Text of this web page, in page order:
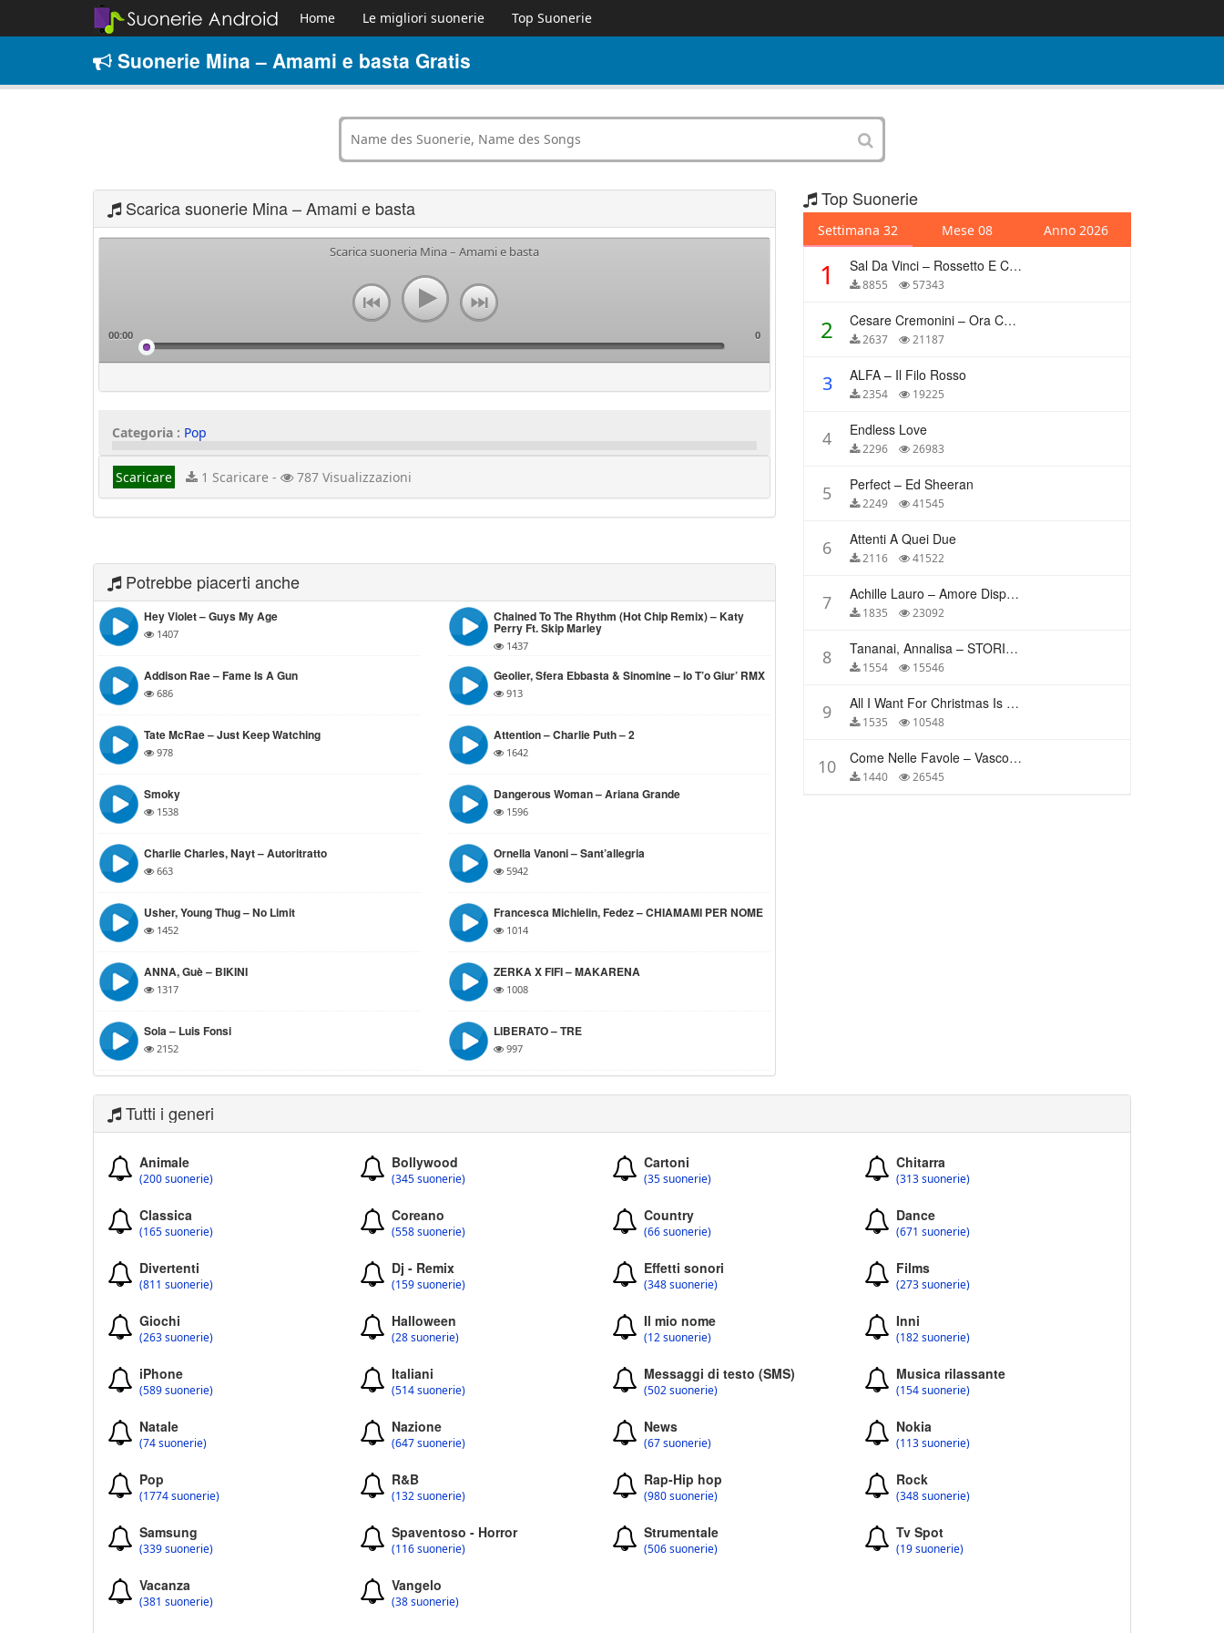
Home Le migliori suonerie Top Suonerie
Suonerie Mina – Amami e basta Gratis
Scarica suonerie Mina – Amami e basta
Scarica suoneria Mina – Amami e basta
00:00 0
Categoria : Pop
Scaricare 1 Scaricare - 787 Visualizzazioni
Potrebbe piacerti anche
Hey Violet – Guys My Age
1407
Chained To The Rhythm (Hot Chip Remix) – Katy
Perry Ft. Skip Marley
1437
Addison Rae – Fame Is A Gun
686
Geolier, Sfera Ebbasta & Sinomine – Io T’o Giur’ RMX
913
Tate McRae – Just Keep Watching
978
Attention – Charlie Puth – 2
1642
Smoky
1538
Dangerous Woman – Ariana Grande
1596
Charlie Charles, Nayt – Autoritratto
663
Ornella Vanoni – Sant’allegria
5942
Usher, Young Thug – No Limit
1452
Francesca Michielin, Fedez – CHIAMAMI PER NOME
1014
ANNA, Guè – BIKINI
1317
ZERKA X FIFI – MAKARENA
1008
Sola – Luis Fonsi
2152
LIBERATO – ⁠TRE
997
Top Suonerie
Settimana 32 Mese 08 Anno 2026
1 Sal Da Vinci – Rossetto E Caffè
8855 57343
2 Cesare Cremonini – Ora Che Non Ho Più Te
2637 21187
3 ALFA – Il Filo Rosso
2354 19225
4 Endless Love
2296 26983
5 Perfect – Ed Sheeran
2249 41545
6 Attenti A Quei Due
2116 41522
7 Achille Lauro – Amore Disperato
1835 23092
8 Tananai, Annalisa – STORIE BREVI
1554 15546
9 All I Want For Christmas Is You – Mariah Carey
1535 10548
10 Come Nelle Favole – Vasco Rossi
1440 26545
Tutti i generi
Animale
(200 suonerie)
Bollywood
(345 suonerie)
Cartoni
(35 suonerie)
Chitarra
(313 suonerie)
Classica
(165 suonerie)
Coreano
(558 suonerie)
Country
(66 suonerie)
Dance
(671 suonerie)
Divertenti
(811 suonerie)
Dj - Remix
(159 suonerie)
Effetti sonori
(348 suonerie)
Films
(273 suonerie)
Giochi
(263 suonerie)
Halloween
(28 suonerie)
Il mio nome
(12 suonerie)
Inni
(182 suonerie)
iPhone
(589 suonerie)
Italiani
(514 suonerie)
Messaggi di testo (SMS)
(502 suonerie)
Musica rilassante
(154 suonerie)
Natale
(74 suonerie)
Nazione
(647 suonerie)
News
(67 suonerie)
Nokia
(113 suonerie)
Pop
(1774 suonerie)
R&B
(132 suonerie)
Rap-Hip hop
(980 suonerie)
Rock
(348 suonerie)
Samsung
(339 suonerie)
Spaventoso - Horror
(116 suonerie)
Strumentale
(506 suonerie)
Tv Spot
(19 suonerie)
Vacanza
(381 suonerie)
Vangelo
(38 suonerie)